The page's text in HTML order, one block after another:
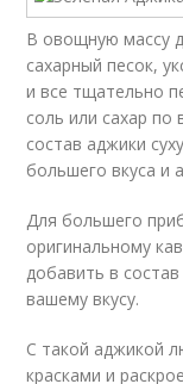
В овощную массу
сахарный песок,
и все тщательно
соль или сахар по
состав аджики
большего вкуса и
Для большего
оригинальному
добавить в
вашему вкусу.
С такой аджикой
красками и